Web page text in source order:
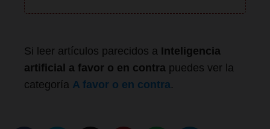
Si leer artículos parecidos a Inteligencia
artificial a favor o en contra puedes ver la
categoría A favor o en contra.